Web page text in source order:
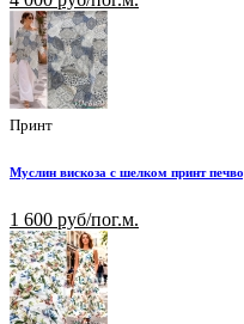
Принт
Муслин вискоза с шелком принт
1 600 руб/пог.м.